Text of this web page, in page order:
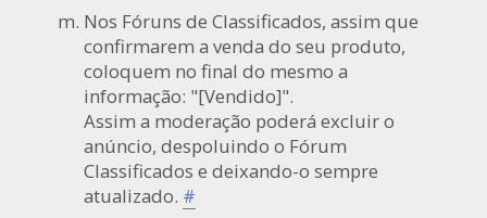
Nos Fóruns de Classificados, assim que
confirmarem a venda do seu produto,
coloquem no final do mesmo a
informação: "[Vendido]".
Assim a moderação poderá excluir o
anúncio, despoluindo o Fórum
Classificados e deixando-o sempre
atualizado. #